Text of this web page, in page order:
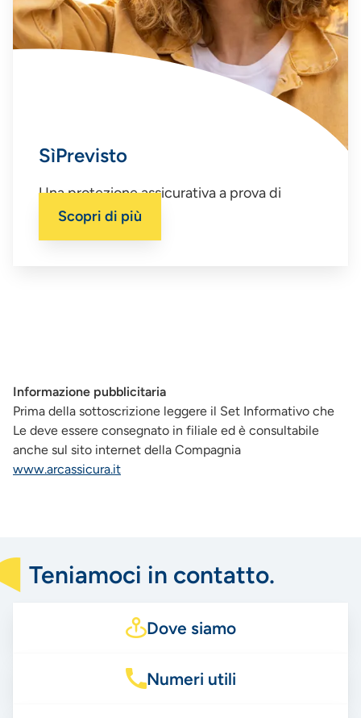
SìPrevisto
Una protezione assicurativa a prova di
infortuni.
Scopri di più
Informazione pubblicitaria
Prima della sottoscrizione leggere il Set Informativo che
Le deve essere consegnato in filiale ed è consultabile
anche sul sito internet della Compagnia
www.arcassicura.it
Teniamoci in contatto.
Dove siamo
Numeri utili